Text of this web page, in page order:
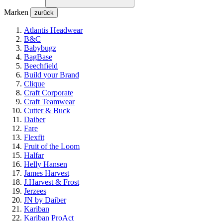
Marken zurück
Atlantis Headwear
B&C
Babybugz
BagBase
Beechfield
Build your Brand
Clique
Craft Corporate
Craft Teamwear
Cutter & Buck
Daiber
Fare
Flexfit
Fruit of the Loom
Halfar
Helly Hansen
James Harvest
J.Harvest & Frost
Jerzees
JN by Daiber
Kariban
Kariban ProAct